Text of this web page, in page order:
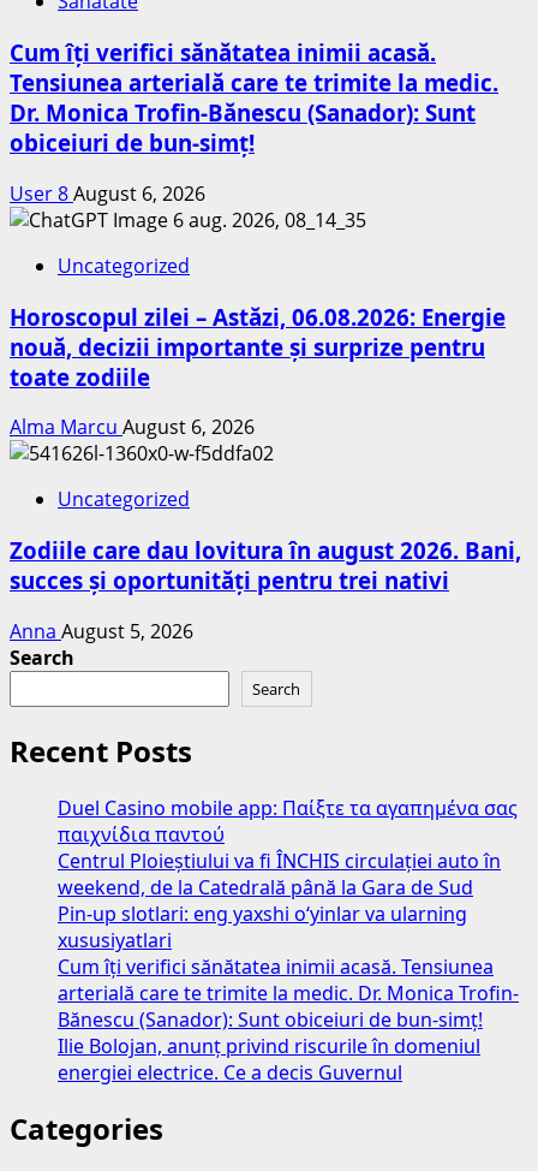
Cum îți verifici sănătatea inimii acasă.
Tensiunea arterială care te trimite la medic.
Dr. Monica Trofin-Bănescu (Sanador): Sunt
obiceiuri de bun-simț!
User 8August 6, 2026
Uncategorized
Horoscopul zilei – Astăzi, 06.08.2026: Energie
nouă, decizii importante și surprize pentru
toate zodiile
Alma Marcu August 6, 2026
Uncategorized
Zodiile care dau lovitura în august 2026. Bani,
succes și oportunități pentru trei nativi
Anna August 5, 2026
Search
Search
Recent Posts
Duel Casino mobile app: Παίξτε τα αγαπημένα σας
παιχνίδια παντού
Centrul Ploieștiului va fi ÎNCHIS circulației auto în
weekend, de la Catedrală până la Gara de Sud
Pin-up slotlari: eng yaxshi o‘yinlar va ularning
xususiyatlari
Cum îți verifici sănătatea inimii acasă. Tensiunea
arterială care te trimite la medic. Dr. Monica Trofin-
Bănescu (Sanador): Sunt obiceiuri de bun-simț!
Ilie Bolojan, anunț privind riscurile în domeniul
energiei electrice. Ce a decis Guvernul
Categories